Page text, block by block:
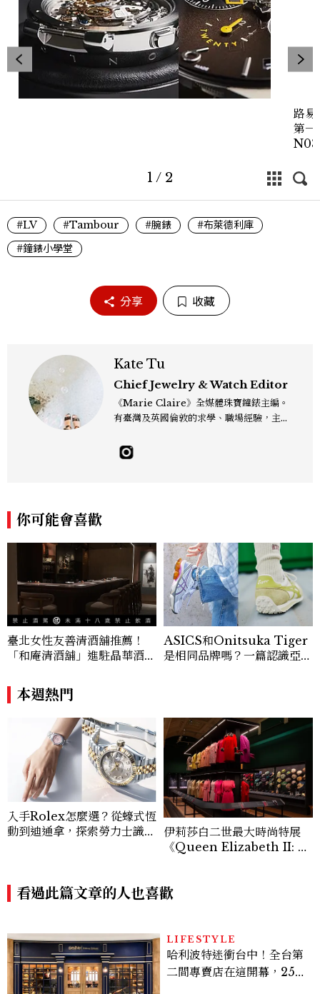
路
第
24
1 / 2
#LV #Tambour #腕錶
#布萊德利庫
#鐘錶小學堂
分享 收藏
Kate Tu
Chief Jewelry & Watch Editor
《Marie Claire》全媒體珠寶鐘錶主編。
有臺灣及英國倫敦的求學、職場經驗，主修
佳人》編輯工作內容，包括錶展等國際活動
採訪、珠寶市場動態等專題，及視覺拍攝執
你可能會喜歡
臺北女性友善清酒舖推薦！
「和庵清酒舖」進駐晶華酒
180元起輕鬆微醺
ASICS和Onitsuka Tiger
是相同品牌嗎？一篇認識亞瑟
本週熱門
入手Rolex怎麼選？從蠔式恆
動到迪通拿，探索勞力士識別
伊莉莎白二世最大時尚特展
《Queen Elizabeth II: H
加冕禮服一次看
看過此篇文章的人也喜歡
LIFESTYLE
哈利波特迷衝台中！全台第
二間專賣店在這開幕，25週